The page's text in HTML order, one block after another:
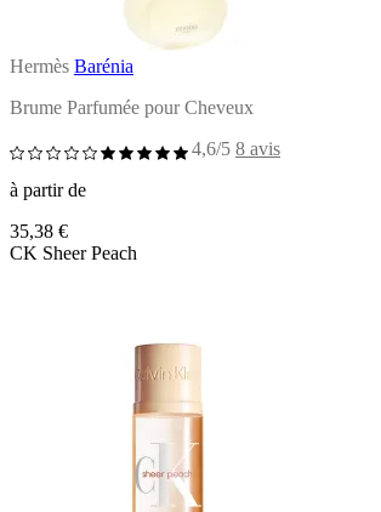
Hermès Barénia
Brume Parfumée pour Cheveux
4,6/5 8 avis
à partir de
35,38 €
CK Sheer Peach